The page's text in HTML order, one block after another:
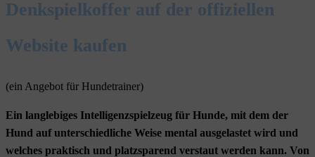
Denkspielkoffer auf der offiziellen
Website kaufen
(ein Angebot für Hundetrainer)
Ein langlebiges Intelligenzspielzeug für Hunde, mit dem der
Hund auf unterschiedliche Weise mental ausgelastet wird und
welches praktisch und platzsparend verstaut werden kann. Von